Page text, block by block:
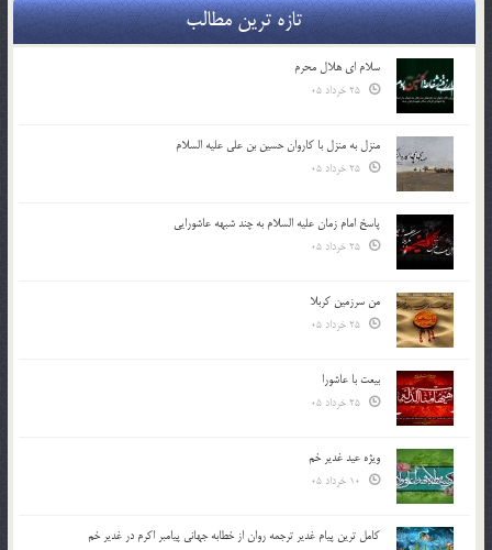
تازه ترین مطالب
سلام ای هلال محرم
منزل به منزل با کاروان حسین بن علی علیه السلام
پاسخ امام زمان علیه السلام به چند شبهه عاشورایی
من سرزمین کربلا
بیعت با عاشورا
ویژه عید غدیر خم
کامل ترین پیام غدیر ترجمه روان از خطابه جهانی پیامبر اکرم در غدیر خم